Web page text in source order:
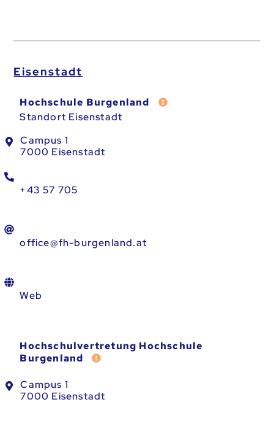
Eisenstadt
Hochschule Burgenland
Fehler melden
Standort Eisenstadt
Campus 1
7000 Eisenstadt
+43 57 705
office@fh-burgenland.at
Web
Hochschulvertretung Hochschule
Burgenland
Fehler melden
Campus 1
7000 Eisenstadt